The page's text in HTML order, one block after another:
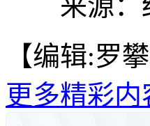
来源：
【编辑:罗攀
更多精彩